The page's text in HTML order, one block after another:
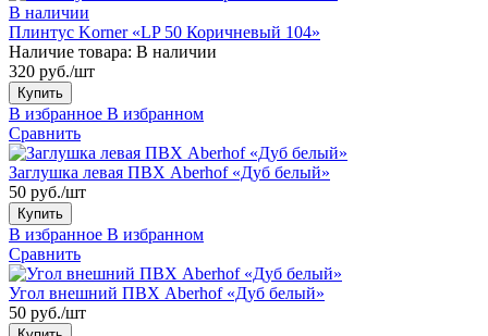
В наличии
Плинтус Korner «LP 50 Коричневый 104»
Наличие товара: В наличии
320 руб./шт
Купить
В избранное В избранном
Сравнить
Заглушка левая ПВХ Aberhof «Дуб белый»
50 руб./шт
Купить
В избранное В избранном
Сравнить
Угол внешний ПВХ Aberhof «Дуб белый»
50 руб./шт